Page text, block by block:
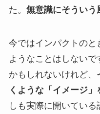
た。 無意識にそういう
今ではインパクトの
ようなことはしない
かもしれないけれど、
くような「イメージ
しも実際に開いている